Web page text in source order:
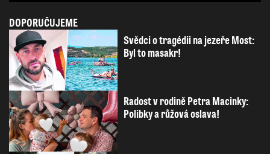
DOPORUČUJEME
Svědci o tragédii na jezeře Most:
Byl to masakr!
Radost v rodině Petra Macinky:
Polibky a růžová oslava!